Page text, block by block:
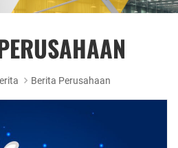
Berita Perusahaan